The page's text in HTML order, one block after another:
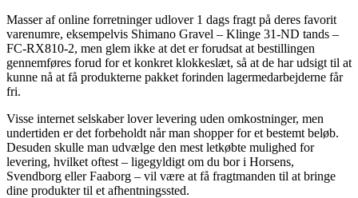
Masser af online forretninger udlover 1 dags fragt på deres favorit
varenumre, eksempelvis Shimano Gravel – Klinge 31-ND tands –
FC-RX810-2, men glem ikke at det er forudsat at bestillingen
gennemføres forud for et konkret klokkeslæt, så at de har udsigt til at
kunne nå at få produkterne pakket forinden lagermedarbejderne får
fri.
Visse internet selskaber lover levering uden omkostninger, men
undertiden er det forbeholdt når man shopper for et bestemt beløb.
Desuden skulle man udvælge den mest letkøbte mulighed for
levering, hvilket oftest – ligegyldigt om du bor i Horsens,
Svendborg eller Faaborg – vil være at få fragtmanden til at bringe
dine produkter til et afhentningssted.